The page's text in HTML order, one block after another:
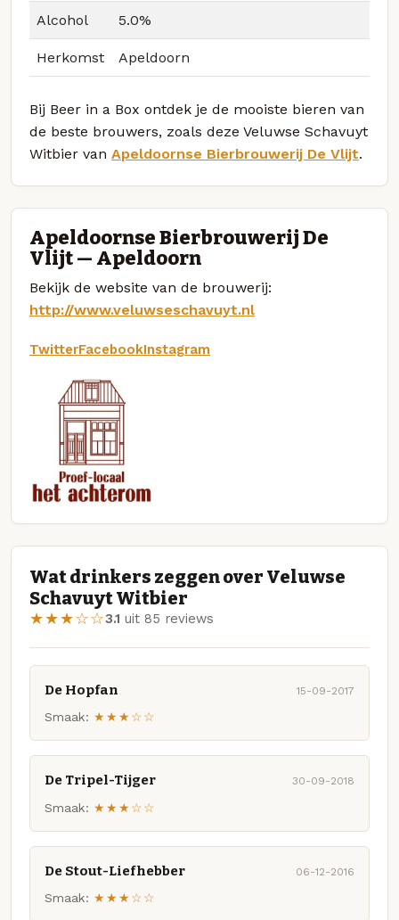
Alcohol 5.0%
Herkomst Apeldoorn
Bij Beer in a Box ontdek je de mooiste bieren van
de beste brouwers, zoals deze Veluwse Schavuyt
Witbier van Apeldoornse Bierbrouwerij De Vlijt.
Apeldoornse Bierbrouwerij De
Vlijt — Apeldoorn
Bekijk de website van de brouwerij:
http://www.veluwseschavuyt.nl
TwitterFacebookInstagram
Wat drinkers zeggen over Veluwse
Schavuyt Witbier
★★★☆☆3.1 uit 85 reviews
De Hopfan 15-09-2017
Smaak: ★★★☆☆
De Tripel-Tijger 30-09-2018
Smaak: ★★★☆☆
De Stout-Liefhebber 06-12-2016
Smaak: ★★★☆☆